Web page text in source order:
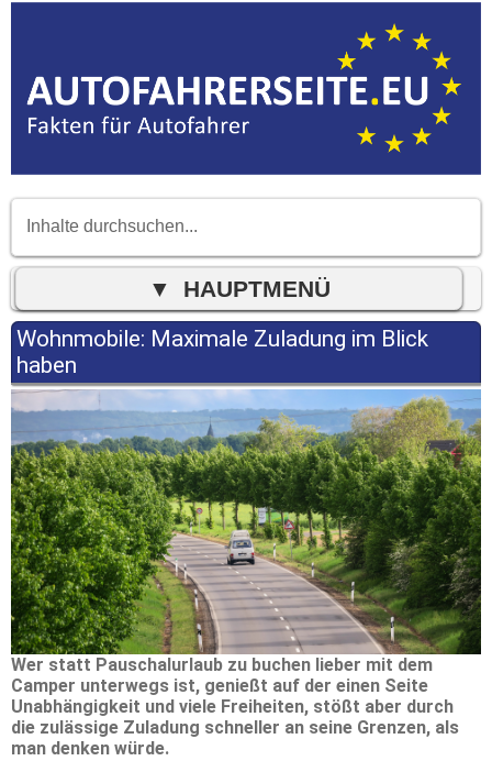
Wohnmobile: Maximale Zuladung im Blick
haben
Wer statt Pauschalurlaub zu buchen lieber mit dem
Camper unterwegs ist, genießt auf der einen Seite
Unabhängigkeit und viele Freiheiten, stößt aber durch
die zulässige Zuladung schneller an seine Grenzen, als
man denken würde.